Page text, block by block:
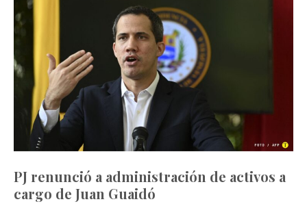
PJ renunció a administración de activos a
cargo de Juan Guaidó